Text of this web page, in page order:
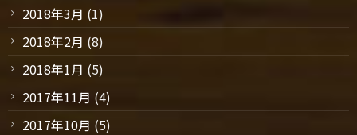
2018年3月 (1)
2018年2月 (8)
2018年1月 (5)
2017年11月 (4)
2017年10月 (5)